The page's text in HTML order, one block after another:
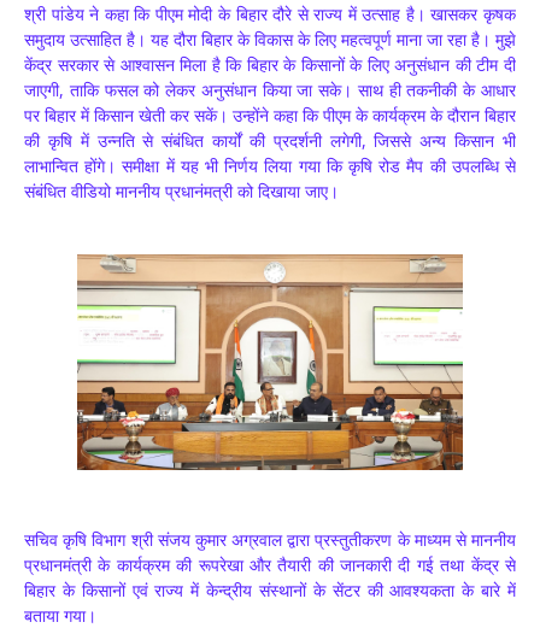
श्री पांडेय ने कहा कि पीएम मोदी के बिहार दौरे से राज्य में उत्साह है। खासकर कृषक
समुदाय उत्साहित है। यह दौरा बिहार के विकास के लिए महत्वपूर्ण माना जा रहा है। मुझे
केंद्र सरकार से आश्वासन मिला है कि बिहार के किसानों के लिए अनुसंधान की टीम दी
जाएगी, ताकि फसल को लेकर अनुसंधान किया जा सके। साथ ही तकनीकी के आधार
पर बिहार में किसान खेती कर सकें। उन्होंने कहा कि पीएम के कार्यक्रम के दौरान बिहार
की कृषि में उन्नति से संबंधित कार्यों की प्रदर्शनी लगेगी, जिससे अन्य किसान भी
लाभान्वित होंगे। समीक्षा में यह भी निर्णय लिया गया कि कृषि रोड मैप की उपलब्धि से
संबंधित वीडियो माननीय प्रधानंमत्री को दिखाया जाए।
सचिव कृषि विभाग श्री संजय कुमार अग्रवाल द्वारा प्रस्तुतीकरण के माध्यम से माननीय
प्रधानमंत्री के कार्यक्रम की रूपरेखा और तैयारी की जानकारी दी गई तथा केंद्र से
बिहार के किसानों एवं राज्य में केन्द्रीय संस्थानों के सेंटर की आवश्यकता के बारे में
बताया गया।